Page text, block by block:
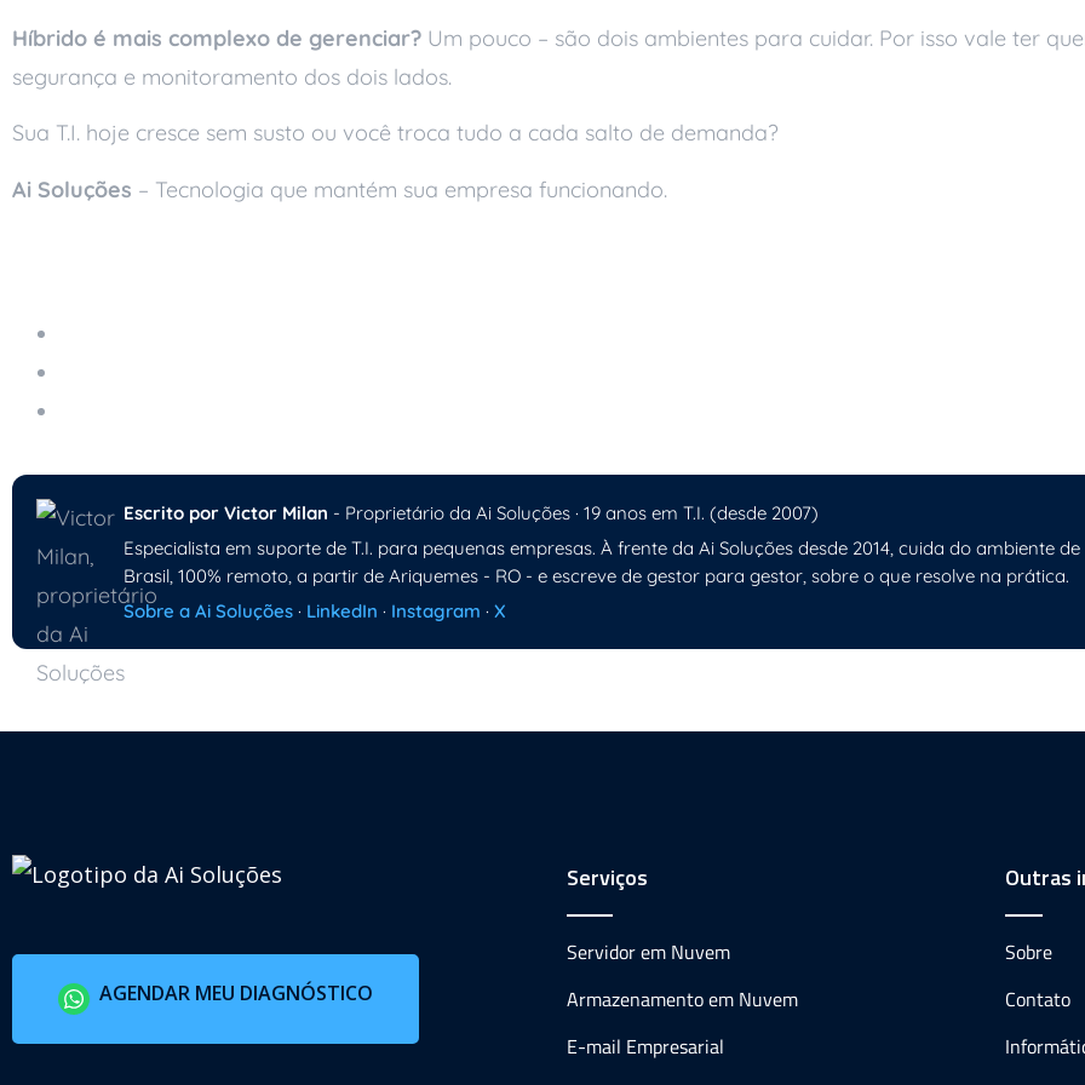
Híbrido é mais complexo de gerenciar? Um pouco – são dois ambientes para cuidar. Por isso vale ter
segurança e monitoramento dos dois lados.
Sua T.I. hoje cresce sem susto ou você troca tudo a cada salto de demanda?
Ai Soluções – Tecnologia que mantém sua empresa funcionando.
Escrito por Victor Milan - Proprietário da Ai Soluções · 19 anos em T.I. (desde 2007)
Especialista em suporte de T.I. para pequenas empresas. À frente da Ai Soluções desde 2014, cuida do ambiente
Brasil, 100% remoto, a partir de Ariquemes - RO - e escreve de gestor para gestor, sobre o que resolve na prática.
Sobre a Ai Soluções · LinkedIn · Instagram · X
AGENDAR MEU DIAGNÓSTICO
Serviços
Servidor em Nuvem
Armazenamento em Nuvem
E-mail Empresarial
Outras
Sobre
Contato